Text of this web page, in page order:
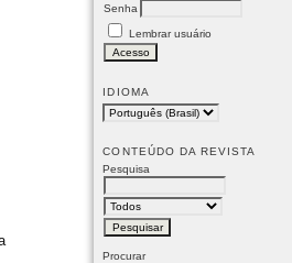
Senha
Lembrar usuário
IDIOMA
CONTEÚDO DA REVISTA
Pesquisa
Procurar